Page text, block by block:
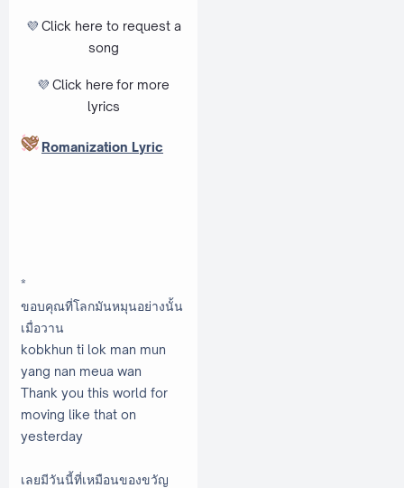
💜 Click here to request a
song
💜 Click here for more
lyrics
Romanization Lyric
*
ขอบคุณที่โลกมันหมุนอย่างนั้น
เมื่อวาน
kobkhun ti lok man mun
yang nan meua wan
Thank you this world for
moving like that on
yesterday
เลยมีวันนี้ที่เหมือนของขวัญ